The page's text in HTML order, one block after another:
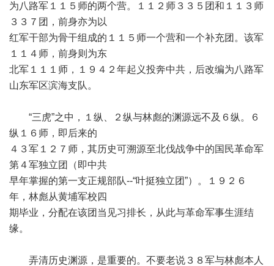
为八路军１１５师的两个营。１１２师３３５团和１１３师
３３７团，前身亦为以
红军干部为骨干组成的１１５师一个营和一个补充团。该军
１１４师，前身则为东
北军１１１师，１９４２年起义投奔中共，后改编为八路军
山东军区滨海支队。
“三虎”之中，１纵、２纵与林彪的渊源远不及６纵。６
纵１６师，即后来的
４３军１２７师，其历史可溯源至北伐战争中的国民革命军
第４军独立团（即中共
早年掌握的第一支正规部队--“叶挺独立团”）。１９２６
年，林彪从黄埔军校四
期毕业，分配在该团当见习排长，从此与革命军事生涯结
缘。
弄清历史渊源，是重要的。不要老说３８军与林彪本人